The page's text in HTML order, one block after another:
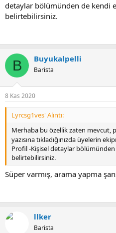
detaylar bölümünden de kendi
belirtebilirsiniz.
B Buyukalpelli
Barista
8 Kas 2020
Lyrcsg1ves' Alıntı:
Merhaba bu özellik zaten mevcut,
yazısına tıkladığınızda üyelerin
Profil -Kişisel detaylar bölümünden
belirtebilirsiniz.
Süper varmış, arama yapma
llker
Barista